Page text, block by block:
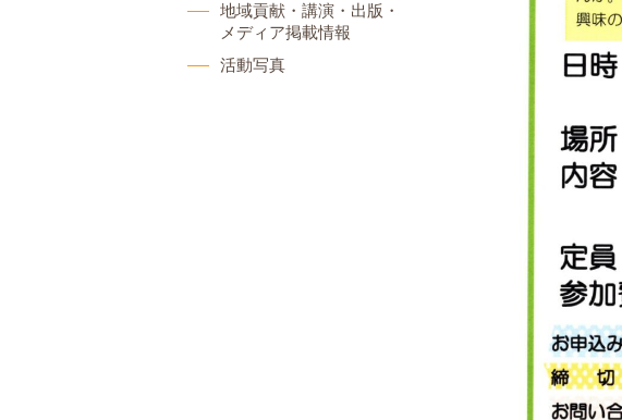
地域貢献・講演・出版・
メディア掲載情報
活動写真